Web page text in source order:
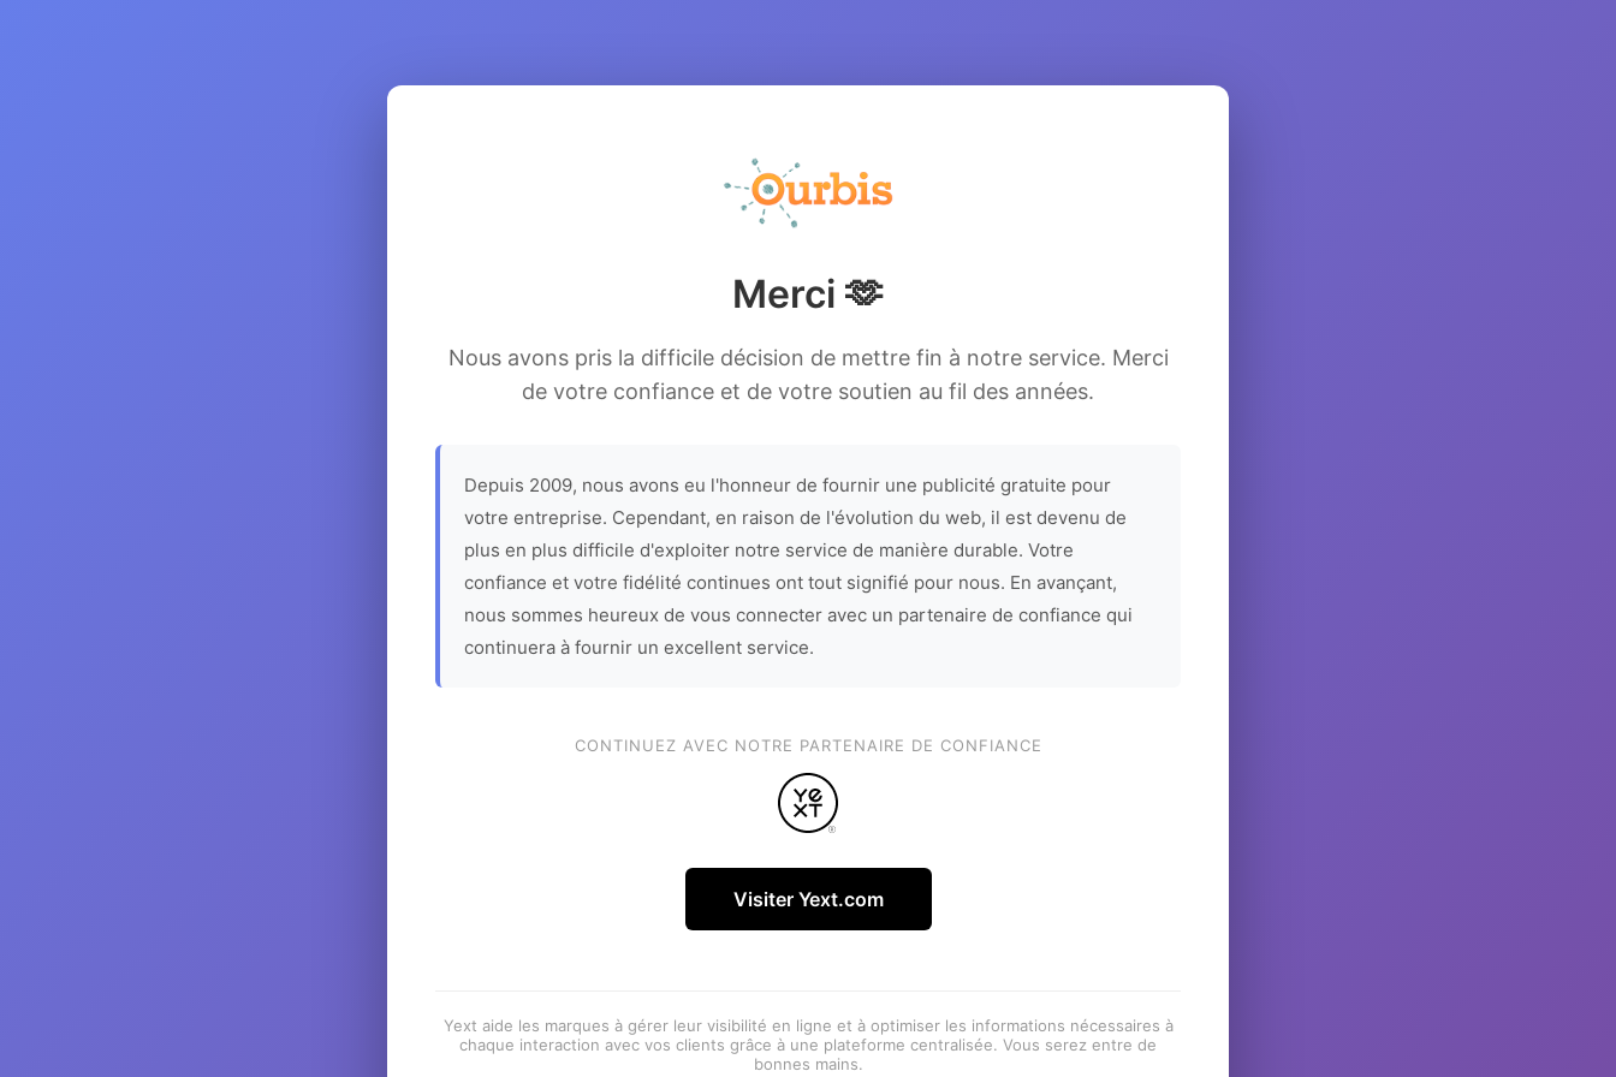
Merci 🫶
Nous avons pris la difficile décision de mettre fin à notre service. Merci
de votre confiance et de votre soutien au fil des années.
Depuis 2009, nous avons eu l'honneur de fournir une publicité gratuite pour
votre entreprise. Cependant, en raison de l'évolution du web, il est devenu de
plus en plus difficile d'exploiter notre service de manière durable. Votre
confiance et votre fidélité continues ont tout signifié pour nous. En avançant,
nous sommes heureux de vous connecter avec un partenaire de confiance qui
continuera à fournir un excellent service.
CONTINUEZ AVEC NOTRE PARTENAIRE DE CONFIANCE
Visiter Yext.com
Yext aide les marques à gérer leur visibilité en ligne et à optimiser les informations nécessaires à
chaque interaction avec vos clients grâce à une plateforme centralisée. Vous serez entre de
bonnes mains.